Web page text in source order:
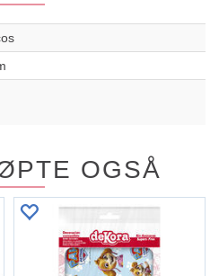
OGSÅ